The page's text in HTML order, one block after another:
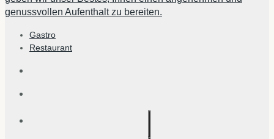
genussvollen Aufenthalt zu bereiten.
Gastro
Restaurant